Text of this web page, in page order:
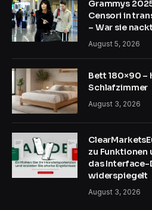
Grammys
Censori in
– War sie
August 5, 2026
Bett 180×90 –
Schlafzimmer
August 3, 2026
zu Funktionen
das Interface-
widerspiegelt
August 3, 2026